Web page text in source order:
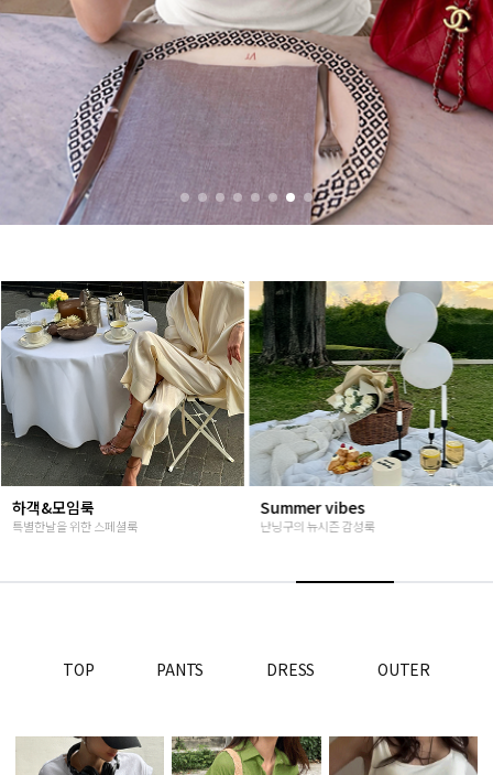
Summer vibes
난닝구의 뉴시즌 감성룩
베스트재진행
고객님들이 인정해주신 Steady seller
TOP PANTS DRESS OUTER